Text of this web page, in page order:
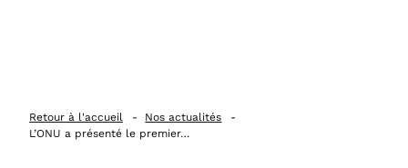
Retour à l'accueil
Nos actualités
L’ONU a présenté le premier…